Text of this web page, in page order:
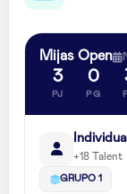
Mijas Open
3
PJ
0
PG
+18 Talent
GRUPO 1